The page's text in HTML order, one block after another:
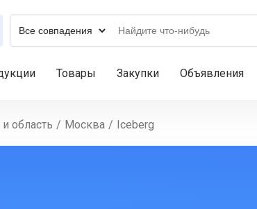
Товары Закупки Объявления
область / Москва / Iceberg